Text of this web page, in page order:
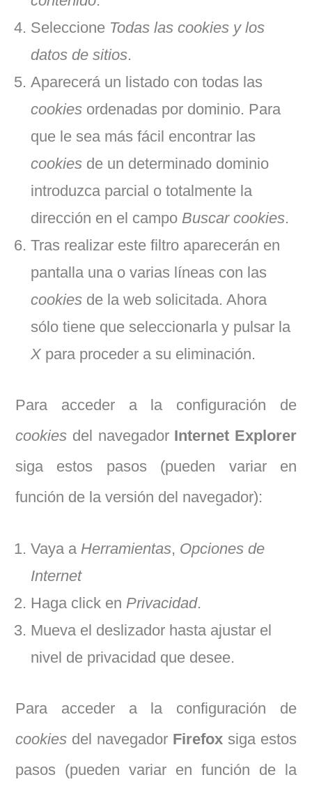
Seleccione Todas las cookies y los
datos de sitios.
Aparecerá un listado con todas las
cookies ordenadas por dominio. Para
que le sea más fácil encontrar las
cookies de un determinado dominio
introduzca parcial o totalmente la
dirección en el campo Buscar cookies.
Tras realizar este filtro aparecerán en
pantalla una o varias líneas con las
cookies de la web solicitada. Ahora
sólo tiene que seleccionarla y pulsar la
X para proceder a su eliminación.
Para acceder a la configuración de
cookies del navegador Internet Explorer
siga estos pasos (pueden variar en
función de la versión del navegador):
Vaya a Herramientas, Opciones de
Internet
Haga click en Privacidad.
Mueva el deslizador hasta ajustar el
nivel de privacidad que desee.
Para acceder a la configuración de
cookies del navegador Firefox siga estos
pasos (pueden variar en función de la